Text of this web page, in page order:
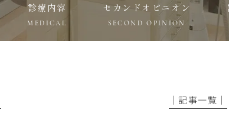
診療内容
MEDICAL
セカンドオピニオン
SECOND OPINION
│記事一覧│